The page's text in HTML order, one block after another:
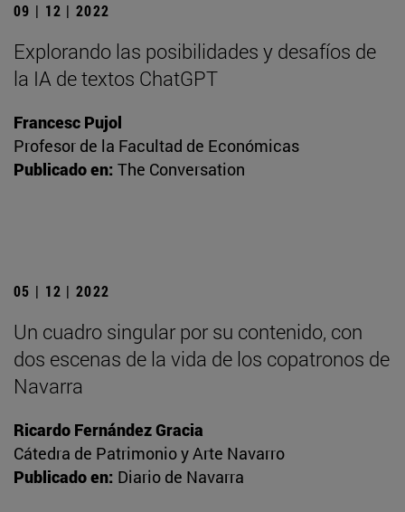
09 | 12 | 2022
Explorando las posibilidades y desafíos de
la IA de textos ChatGPT
Francesc Pujol
Profesor de la Facultad de Económicas
Publicado en: The Conversation
05 | 12 | 2022
Un cuadro singular por su contenido, con
dos escenas de la vida de los copatronos de
Navarra
Ricardo Fernández Gracia
Cátedra de Patrimonio y Arte Navarro
Publicado en: Diario de Navarra